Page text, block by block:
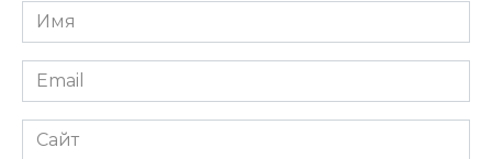
Имя
*
Email
*
Сайт